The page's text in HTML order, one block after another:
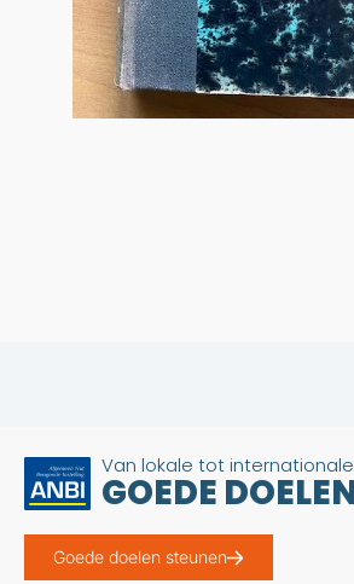
Van lokale tot internationale
GOEDE
Goede doelen steunen